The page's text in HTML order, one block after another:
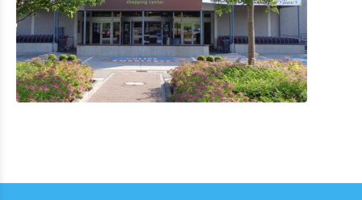
Eat & Sleep
Restauration
Petite restauration
Hébergements avec restauration